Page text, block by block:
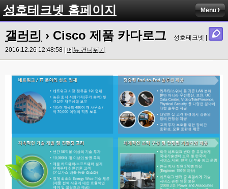
성호테크넷 홈페이지 Menu
갤러리 › Cisco 제품 카다로그
성호테크넷 |
2016.12.26 12:48:58 | 메뉴 건너뛰기